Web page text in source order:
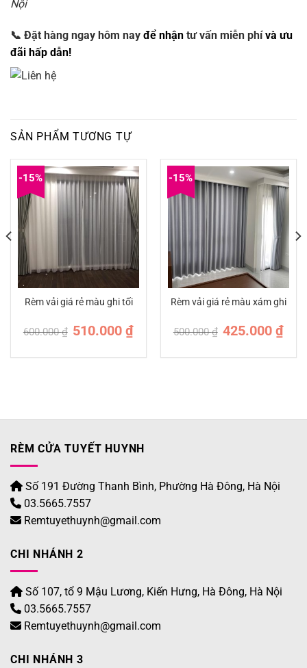
Nội
📞 Đặt hàng ngay hôm nay để nhận tư vấn miễn phívà ưu
đãi hấp dẫn!
SẢN PHẨM TƯƠNG TỰ
-15%
Rèm vải giá rẻ màu ghi tối
600.000₫ Giá
gốc
510.000₫Giá
-15%
Rèm vải giá rẻ màu xám ghi
500.000₫
Giá
gốc
425.000₫Giá
RÈM CỬA TUYẾT HUYNH
Số 191 Đường Thanh Bình, Phường Hà Đông, Hà Nội
03.5665.7557
Remtuyethuynh@gmail.com
CHI NHÁNH 2
Số 107, tổ 9 Mậu Lương, Kiến Hưng, Hà Đông, Hà Nội
03.5665.7557
Remtuyethuynh@gmail.com
CHI NHÁNH 3